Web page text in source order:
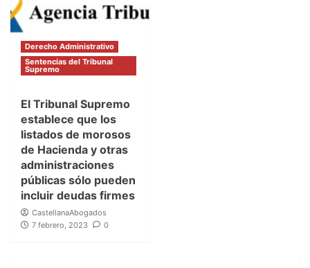
Derecho Administrativo
Sentencias del Tribunal
Supremo
El Tribunal Supremo
establece que los
listados de morosos
de Hacienda y otras
administraciones
públicas sólo pueden
incluir deudas firmes
CastellanaAbogados
7 febrero, 2023
0